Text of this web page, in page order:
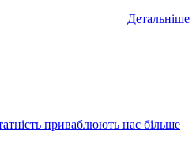
Детальніше
приваблюють нас більше